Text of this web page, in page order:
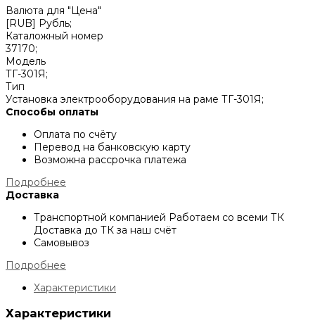
Валюта для "Цена"
[RUB] Рубль;
Каталожный номер
37170;
Модель
ТГ-301Я;
Тип
Установка электрооборудования на раме ТГ-301Я;
Способы оплаты
Оплата по счёту
Перевод на банковскую карту
Возможна рассрочка платежа
Подробнее
Доставка
Транспортной компанией Работаем со всеми ТК
Доставка до ТК за наш счёт
Самовывоз
Подробнее
Характеристики
Характеристики